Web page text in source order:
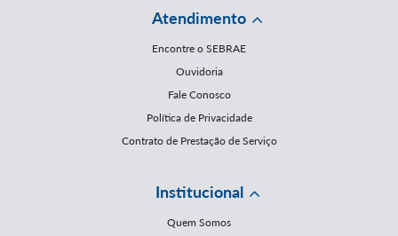
Atendimento
Encontre o SEBRAE
Ouvidoria
Fale Conosco
Política de Privacidade
Contrato de Prestação de Serviço
Institucional
Quem Somos